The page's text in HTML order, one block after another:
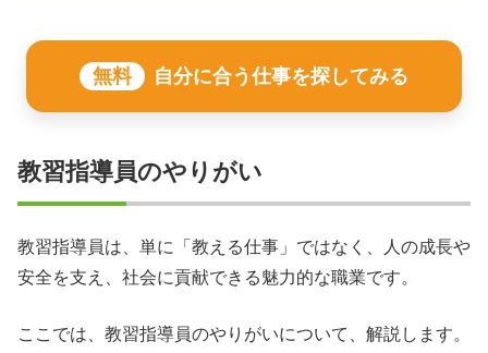
無料 自分に合う仕事を探してみる
教習指導員のやりがい
教習指導員は、単に「教える仕事」ではなく、人の成長や
安全を支え、社会に貢献できる魅力的な職業です。
ここでは、教習指導員のやりがいについて、解説します。